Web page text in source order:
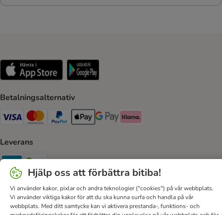
Betalningsalternativ
VISA Payment Method
Mastercard Payment Method
Paypal Payment Method
Apple Pay Payment Method
Google Pay Payment Method
Klarna Payment Method
Leverans
Postnord Shipping Method
Bring Shipping Method
Säker betalning
Security
Hjälp oss att förbättra bitiba!
Vi använder kakor, pixlar och andra teknologier ("cookies") på vår webbplats.
Vi använder viktiga kakor för att du ska kunna surfa och handla på vår
webbplats. Med ditt samtycke kan vi aktivera prestanda-, funktions- och